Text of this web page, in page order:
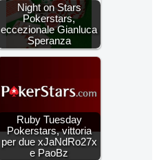
Night on Stars
Pokerstars,
eccezionale Gianluca
Speranza
Ruby Tuesday
Pokerstars, vittoria
per due xJaNdRo27x
e PaoBz